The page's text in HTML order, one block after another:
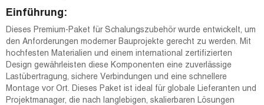
Einführung:
Dieses Premium-Paket für Schalungszubehör wurde entwickelt, um
den Anforderungen moderner Bauprojekte gerecht zu werden. Mit
hochfesten Materialien und einem international zertifizierten
Design gewährleisten diese Komponenten eine zuverlässige
Lastübertragung, sichere Verbindungen und eine schnellere
Montage vor Ort. Dieses Paket ist ideal für globale Lieferanten und
Projektmanager, die nach langlebigen, skalierbaren Lösungen